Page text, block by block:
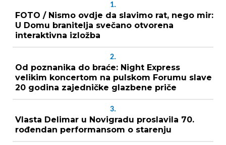
1.
FOTO / Nismo ovdje da slavimo rat, nego mir:
U Domu branitelja svečano otvorena
interaktivna izložba
2.
Od poznanika do braće: Night Express
velikim koncertom na pulskom Forumu slave
20 godina zajedničke glazbene priče
3.
Vlasta Delimar u Novigradu proslavila 70.
rođendan performansom o starenju